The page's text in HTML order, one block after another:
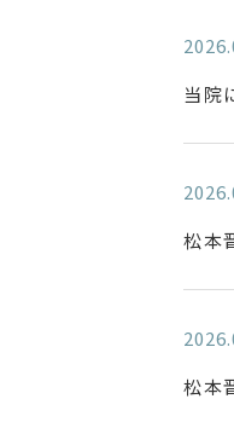
当院
松本
松本